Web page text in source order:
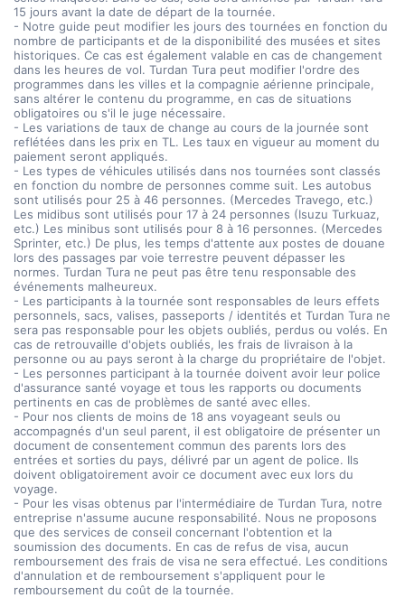
15 jours avant la date de départ de la tournée.
- Notre guide peut modifier les jours des tournées en fonction du
nombre de participants et de la disponibilité des musées et sites
historiques. Ce cas est également valable en cas de changement
dans les heures de vol. Turdan Tura peut modifier l'ordre des
programmes dans les villes et la compagnie aérienne principale,
sans altérer le contenu du programme, en cas de situations
obligatoires ou s'il le juge nécessaire.
- Les variations de taux de change au cours de la journée sont
reflétées dans les prix en TL. Les taux en vigueur au moment du
paiement seront appliqués.
- Les types de véhicules utilisés dans nos tournées sont classés
en fonction du nombre de personnes comme suit. Les autobus
sont utilisés pour 25 à 46 personnes. (Mercedes Travego, etc.)
Les midibus sont utilisés pour 17 à 24 personnes (Isuzu Turkuaz,
etc.) Les minibus sont utilisés pour 8 à 16 personnes. (Mercedes
Sprinter, etc.) De plus, les temps d'attente aux postes de douane
lors des passages par voie terrestre peuvent dépasser les
normes. Turdan Tura ne peut pas être tenu responsable des
événements malheureux.
- Les participants à la tournée sont responsables de leurs effets
personnels, sacs, valises, passeports / identités et Turdan Tura ne
sera pas responsable pour les objets oubliés, perdus ou volés. En
cas de retrouvaille d'objets oubliés, les frais de livraison à la
personne ou au pays seront à la charge du propriétaire de l'objet.
- Les personnes participant à la tournée doivent avoir leur police
d'assurance santé voyage et tous les rapports ou documents
pertinents en cas de problèmes de santé avec elles.
- Pour nos clients de moins de 18 ans voyageant seuls ou
accompagnés d'un seul parent, il est obligatoire de présenter un
document de consentement commun des parents lors des
entrées et sorties du pays, délivré par un agent de police. Ils
doivent obligatoirement avoir ce document avec eux lors du
voyage.
- Pour les visas obtenus par l'intermédiaire de Turdan Tura, notre
entreprise n'assume aucune responsabilité. Nous ne proposons
que des services de conseil concernant l'obtention et la
soumission des documents. En cas de refus de visa, aucun
remboursement des frais de visa ne sera effectué. Les conditions
d'annulation et de remboursement s'appliquent pour le
remboursement du coût de la tournée.